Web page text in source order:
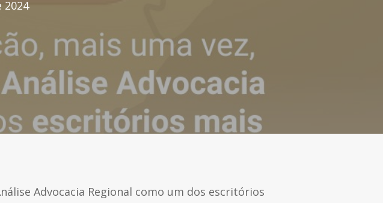
2024
Advocacia Regional como um dos escritórios